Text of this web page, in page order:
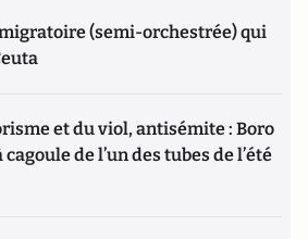
(semi-orchestrée) qui
et du viol, antisémite : Boro
de l’un des tubes de l’été